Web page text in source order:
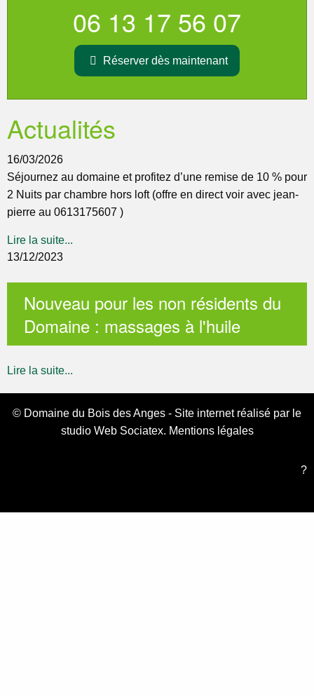
06 13 17 56 07
Réserver dès maintenant
Actualités
16/03/2026
Séjournez au domaine et profitez d’une remise de 10 % pour
2 Nuits par chambre hors loft (offre en direct voir avec jean-
pierre au 0613175607 )
Lire la suite...
13/12/2023
Nouveau pour les non résidents du
Domaine : massages à l'huile
Lire la suite...
© Domaine du Bois des Anges - Site internet réalisé par le
studio Web Sociatex. Mentions légales
?